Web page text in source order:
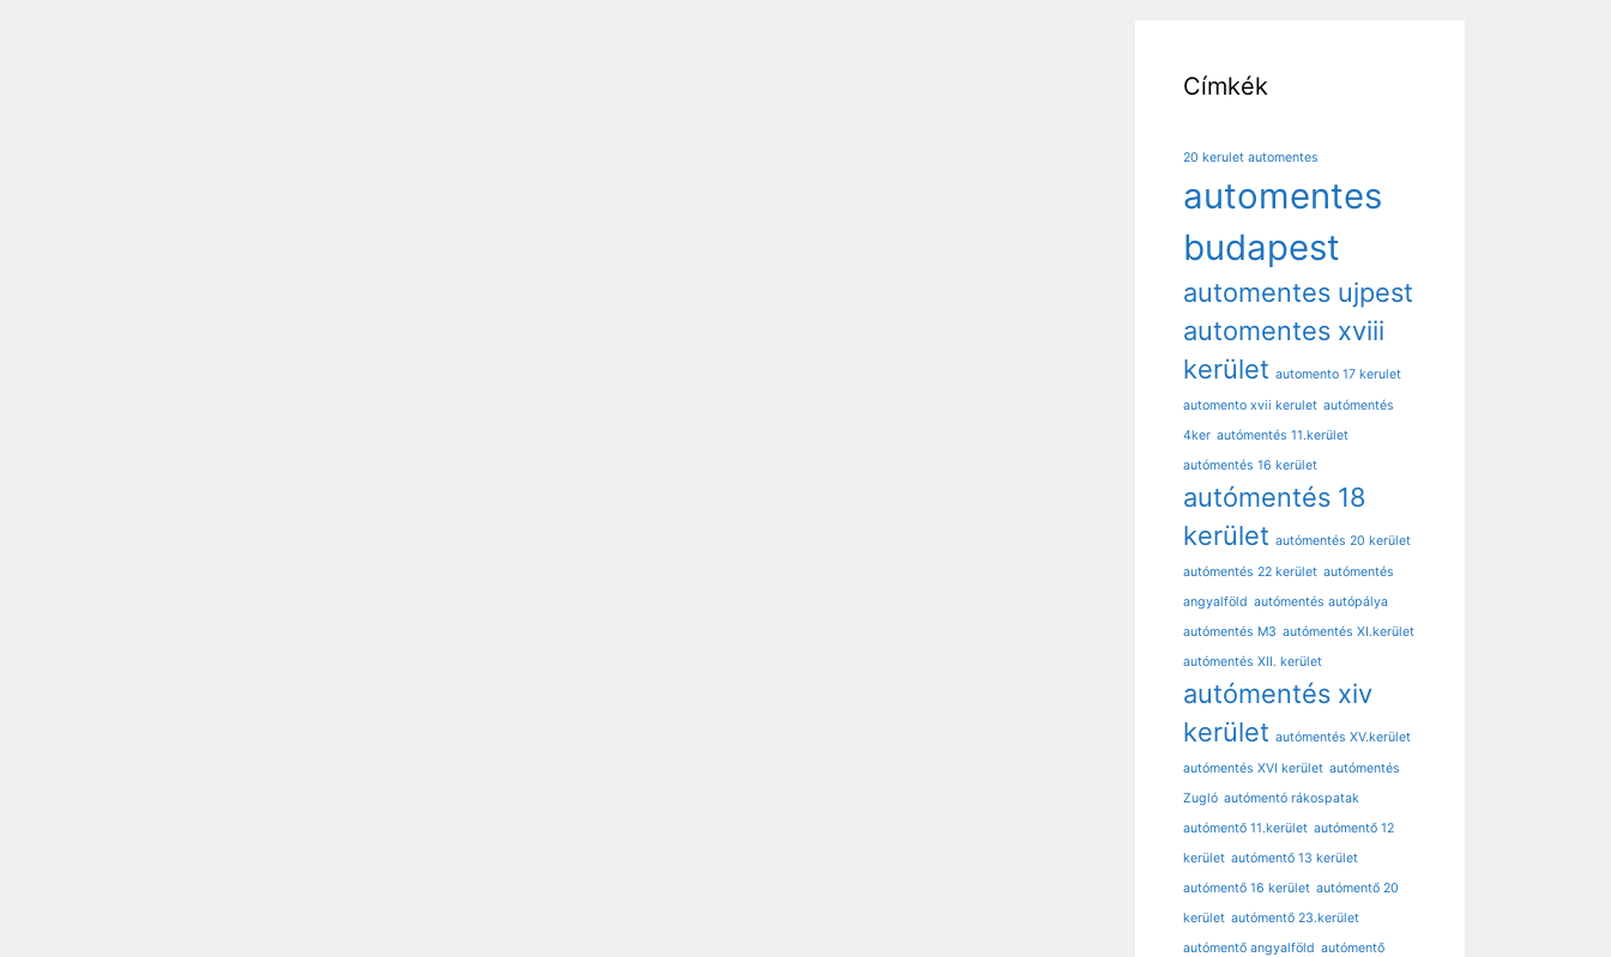
Címkék
20 kerulet automentes
automentes
budapest
automentes ujpest
automentes xviii
kerület automento 17 kerulet
automento xvii kerulet autómentés
4ker autómentés 11.kerület
autómentés 16 kerület
autómentés 18
kerület autómentés 20 kerület
autómentés 22 kerület autómentés
angyalföld autómentés autópálya
autómentés M3 autómentés XI.kerület
autómentés XII. kerület
autómentés xiv
kerület autómentés XV.kerület
autómentés XVI kerület autómentés
Zugló autómentó rákospatak
autómentő 11.kerület autómentő 12
kerület autómentő 13 kerület
autómentő 16 kerület autómentő 20
kerület autómentő 23.kerület
autómentő angyalföld autómentő